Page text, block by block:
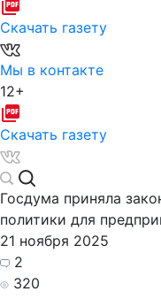
Скачать газету
Мы в контакте
12+
Скачать газету
Госдума приняла
политики для
21 ноября 2025
2
320